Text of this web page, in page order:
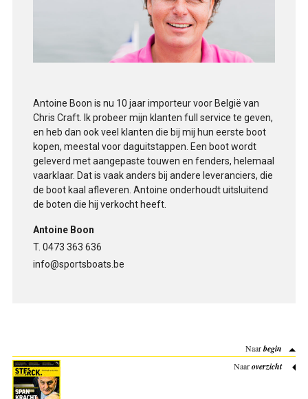
Antoine Boon is nu 10 jaar importeur voor België van
Chris Craft. Ik probeer mijn klanten full service te geven,
en heb dan ook veel klanten die bij mij hun eerste boot
kopen, meestal voor daguitstappen. Een boot wordt
geleverd met aangepaste touwen en fenders, helemaal
vaarklaar. Dat is vaak anders bij andere leveranciers, die
de boot kaal afleveren. Antoine onderhoudt uitsluitend
de boten die hij verkocht heeft.
Antoine Boon
T. 0473 363 636
info@sportsboats.be
Naarbegin
Naaroverzicht